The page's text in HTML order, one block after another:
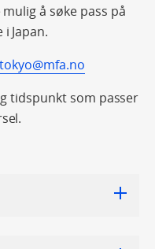
å søke pass på
Japan.
tidspunkt som passer